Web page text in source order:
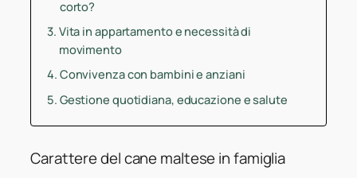
corto?
Vita in appartamento e necessità di
movimento
Convivenza con bambini e anziani
Gestione quotidiana, educazione e salute
Carattere del cane maltese in famiglia